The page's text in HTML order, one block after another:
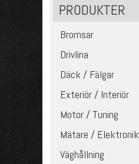
PRODUKTER
Bromsar
Drivlina
Däck / Fälgar
Exteriör / Interiör
Motor / Tuning
Mätare / Elektronik
Väghållning